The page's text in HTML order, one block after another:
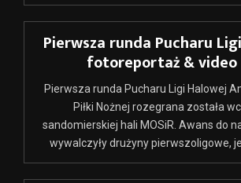
Pierwsza runda Pucharu
fotoreportaż & video
Pierwsza runda Pucharu Ligi Halowej
Piłki Nożnej rozegrana została
sandomierskiej hali MOSiR. Awans do
wywalczyły drużyny pierwszoligowe,